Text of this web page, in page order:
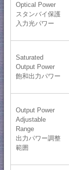
Optical Power
スタンバイ保護
入力光パワー
Saturated
Output Power
飽和出力パワー
Output Power
Adjustable
Range
出力パワー調整
範囲